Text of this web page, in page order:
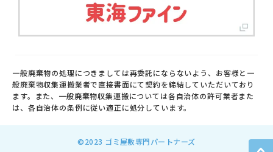
一般廃棄物の処理につきましては再委託にならないよう、お客様と一
般廃棄物収集運搬業者で直接書面にて契約を締結していただいており
ます。また、一般廃棄物収集運搬については各自治体の許可業者また
は、各自治体の条例に従い適正に処分しています。
©2023 ゴミ屋敷専門パートナーズ